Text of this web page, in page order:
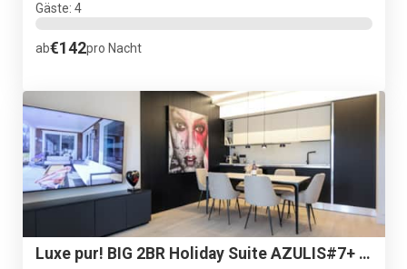
Gäste: 4
ab€142pro Nacht
Luxe pur! BIG 2BR Holiday Suite AZULIS#7+ Lift+ Terrasse+ P